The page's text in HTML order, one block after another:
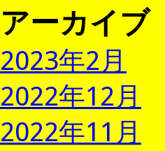
アーカイブ
2023年2月
2022年12月
2022年11月